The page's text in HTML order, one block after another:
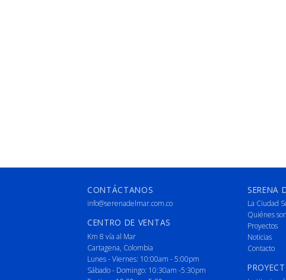
CONTÁCTANOS
info@serenadelmar.com.co
CENTRO DE VENTAS
Km 8 vía al Mar
Cartagena, Colombia
Lunes - Viernes: 10:00am - 5:00pm
Sábado - Domingo: 10:30am -5:30pm
SERENA
La Ciudad
Quiénes
Proyectos
Noticias
Contacto